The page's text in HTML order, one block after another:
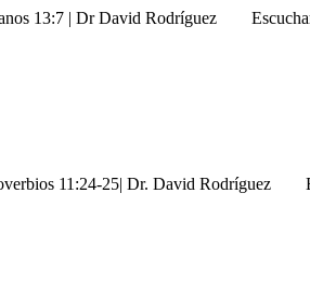
13:7 | Dr David Rodríguez
11:24-25| Dr. David Rodríguez